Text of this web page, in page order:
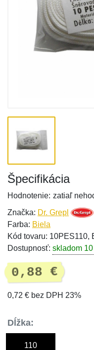
Špecifikácia
Hodnotenie: zatiaľ
Značka: Dr. Grepl
Farba: Biela
Kód tovaru: 10PES110,
Dostupnosť: skladom
0,88 €
0,72 € bez DPH 23%
Dĺžka:
110